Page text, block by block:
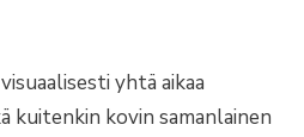
yhtä aikaa
kuitenkin kovin samanlainen